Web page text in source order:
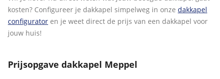
kosten? Configureer je dakkapel simpelweg in onze dakkapel
configurator en je weet direct de prijs van een dakkapel voor
jouw huis!
Prijsopgave dakkapel Meppel